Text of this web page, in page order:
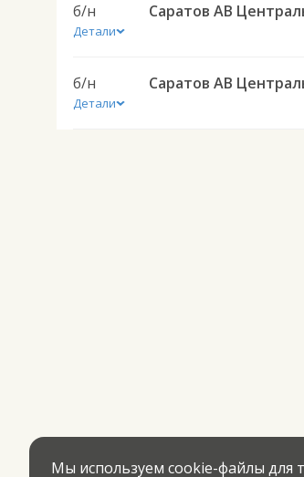
б/н
Детали
б/н
Детали
Мы используем cookie-файлы для